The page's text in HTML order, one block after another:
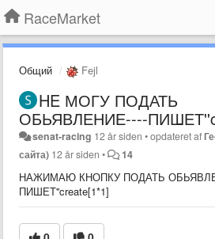
RaceMarket
Общий Fejl
HE МОГУ ПОДАТЬ
ОБЬЯВЛЕНИЕ----
senat-racing 12 år siden •opdateret af
сайта) 12 år siden • 14
НАЖИМАЮ КНОПКУ ПОДАТЬ
ПИШЕТ''create[1*1]